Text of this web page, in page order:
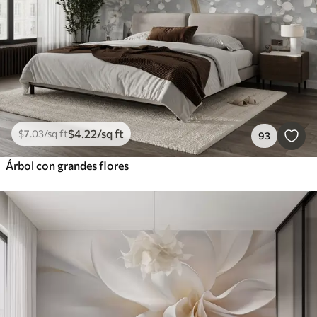
$7.03/sq ft$4.22/sq ft 93
Árbol con grandes flores